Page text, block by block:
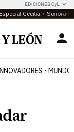
EDICIONES CyL
Cecilia
MUNDO